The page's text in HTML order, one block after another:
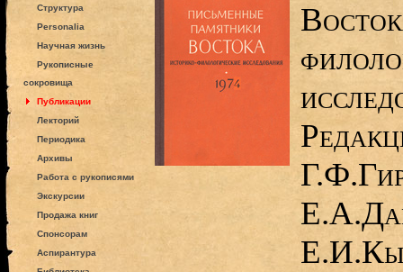
Структура
Personalia
Научная жизнь
Рукописные
сокровища
Публикации
Лекторий
Периодика
Архивы
Работа с рукописями
Экскурсии
Продажа книг
Спонсорам
Аспирантура